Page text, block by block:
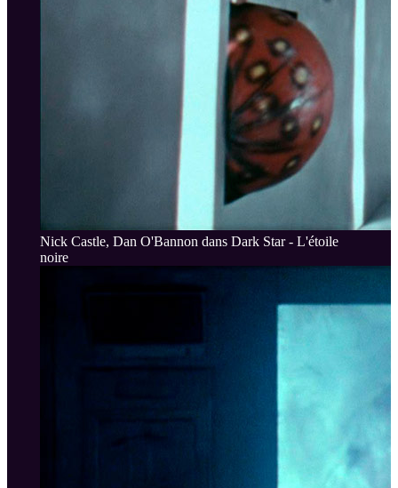
Nick Castle, Dan O'Bannon dans Dark Star - L'étoile
noire